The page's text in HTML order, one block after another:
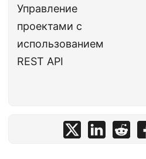
Управление
проектами с
использованием
REST API